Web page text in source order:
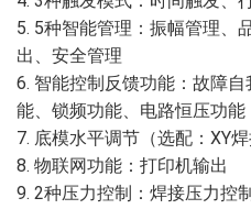
5. 5种智能管理：振幅管理、
出、安全管理
6. 智能控制反馈功能：故障
能、锁频功能、电路恒压功能
7. 底模水平调节（选配：XY焊
8. 物联网功能：打印机输出
9. 2种压力控制：焊接压力控